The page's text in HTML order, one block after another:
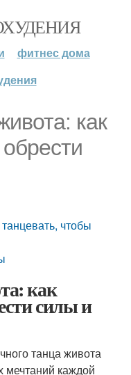
фитнес дома
как
чтобы
как
силы и
танца живота
мечтаний каждой